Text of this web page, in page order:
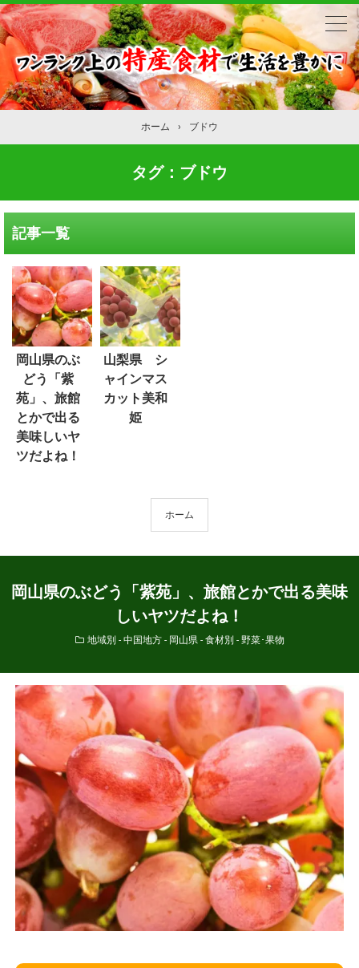
ホーム › ブドウ
タグ：ブドウ
記事一覧
岡山県のぶ
どう「紫
苑」、旅館
とかで出る
美味しいヤ
ツだよね！
山梨県 シ
ャインマス
カット美和
姫
ホーム
岡山県のぶどう「紫苑」、旅館とかで出る美味
しいヤツだよね！
地域別 - 中国地方 - 岡山県- 食材別 - 野菜･果物